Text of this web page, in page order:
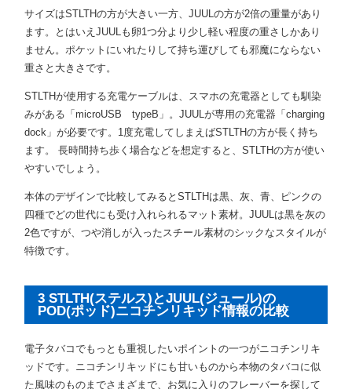
サイズはSTLTHの方が大きい一方、JUULの方が2倍の重量があり
ます。とはいえJUULも卵1つ分より少し軽い程度の重さしかあり
ません。ポケットにいれたりして持ち運びしても邪魔にならない
重さと大きさです。
STLTHが使用する充電ケーブルは、スマホの充電器としても馴染
みがある「microUSB typeB」。JUULが専用の充電器「charging
dock」が必要です。1度充電してしまえばSTLTHの方が長く持ち
ます。 長時間持ち歩く場合などを想定すると、STLTHの方が使い
やすいでしょう。
本体のデザインで比較してみるとSTLTHは黒、灰、青、ピンクの
四種でどの世代にも受け入れられるマット素材。JUULは黒を灰の
2色ですが、つや消しが入ったスチール素材のシックなスタイルが
特徴です。
3 STLTH(ステルス)とJUUL(ジュール)の
POD(ポッド)ニコチンリキッド情報の比較
電子タバコでもっとも重視したいポイントの一つがニコチンリキ
ッドです。ニコチンリキッドにも甘いものから本物のタバコに似
た風味のものまでさまざまで、お気に入りのフレーバーを探して